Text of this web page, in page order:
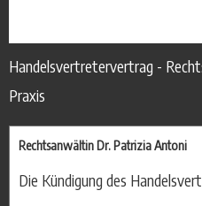
Handelsvertretervertrag -
Praxis
Rechtsanwältin Dr. Patrizia Antoni
Die Kündigung des